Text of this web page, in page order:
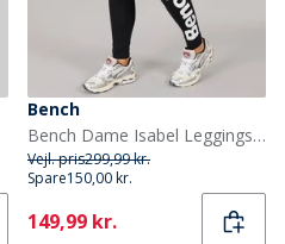
Bench
Bench Dame Isabel Leggings Sort
Vejl. pris299,99 kr.
Spare150,00 kr.
Current
149,99 kr.